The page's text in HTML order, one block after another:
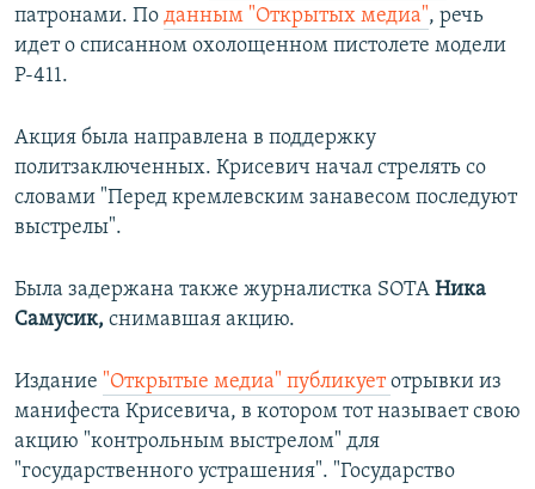
патронами. По данным "Открытых медиа", речь
идет о списанном охолощенном пистолете модели
Р-411.
Акция была направлена в поддержку
политзаключенных. Крисевич начал стрелять со
словами "Перед кремлевским занавесом последуют
выстрелы".
Была задержана также журналистка SOTA Ника
Самусик, снимавшая акцию.
Издание "Открытые медиа" публикуетотрывки из
манифеста Крисевича, в котором тот называет свою
акцию "контрольным выстрелом" для
"государственного устрашения". "Государство